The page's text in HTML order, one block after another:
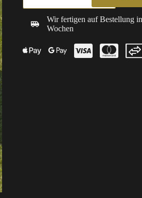
Wir fertigen auf Bestellung
Wochen